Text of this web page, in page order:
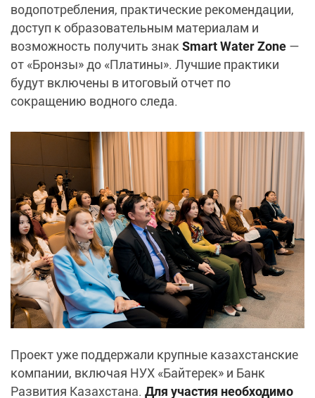
водопотребления, практические рекомендации,
доступ к образовательным материалам и
возможность получить знакSmart Water Zone —
от «Бронзы» до «Платины». Лучшие практики
будут включены в итоговый отчет по
сокращению водного следа.
Проект уже поддержали крупные казахстанские
компании, включая НУХ «Байтерек» и Банк
Развития Казахстана. Для участия необходимо